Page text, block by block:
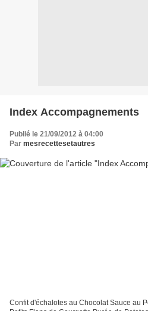
Index Accompagnements
Publié le 21/09/2012 à 04:00
Par mesrecettesetautres
Confit d'échalotes au Chocolat Sauce au